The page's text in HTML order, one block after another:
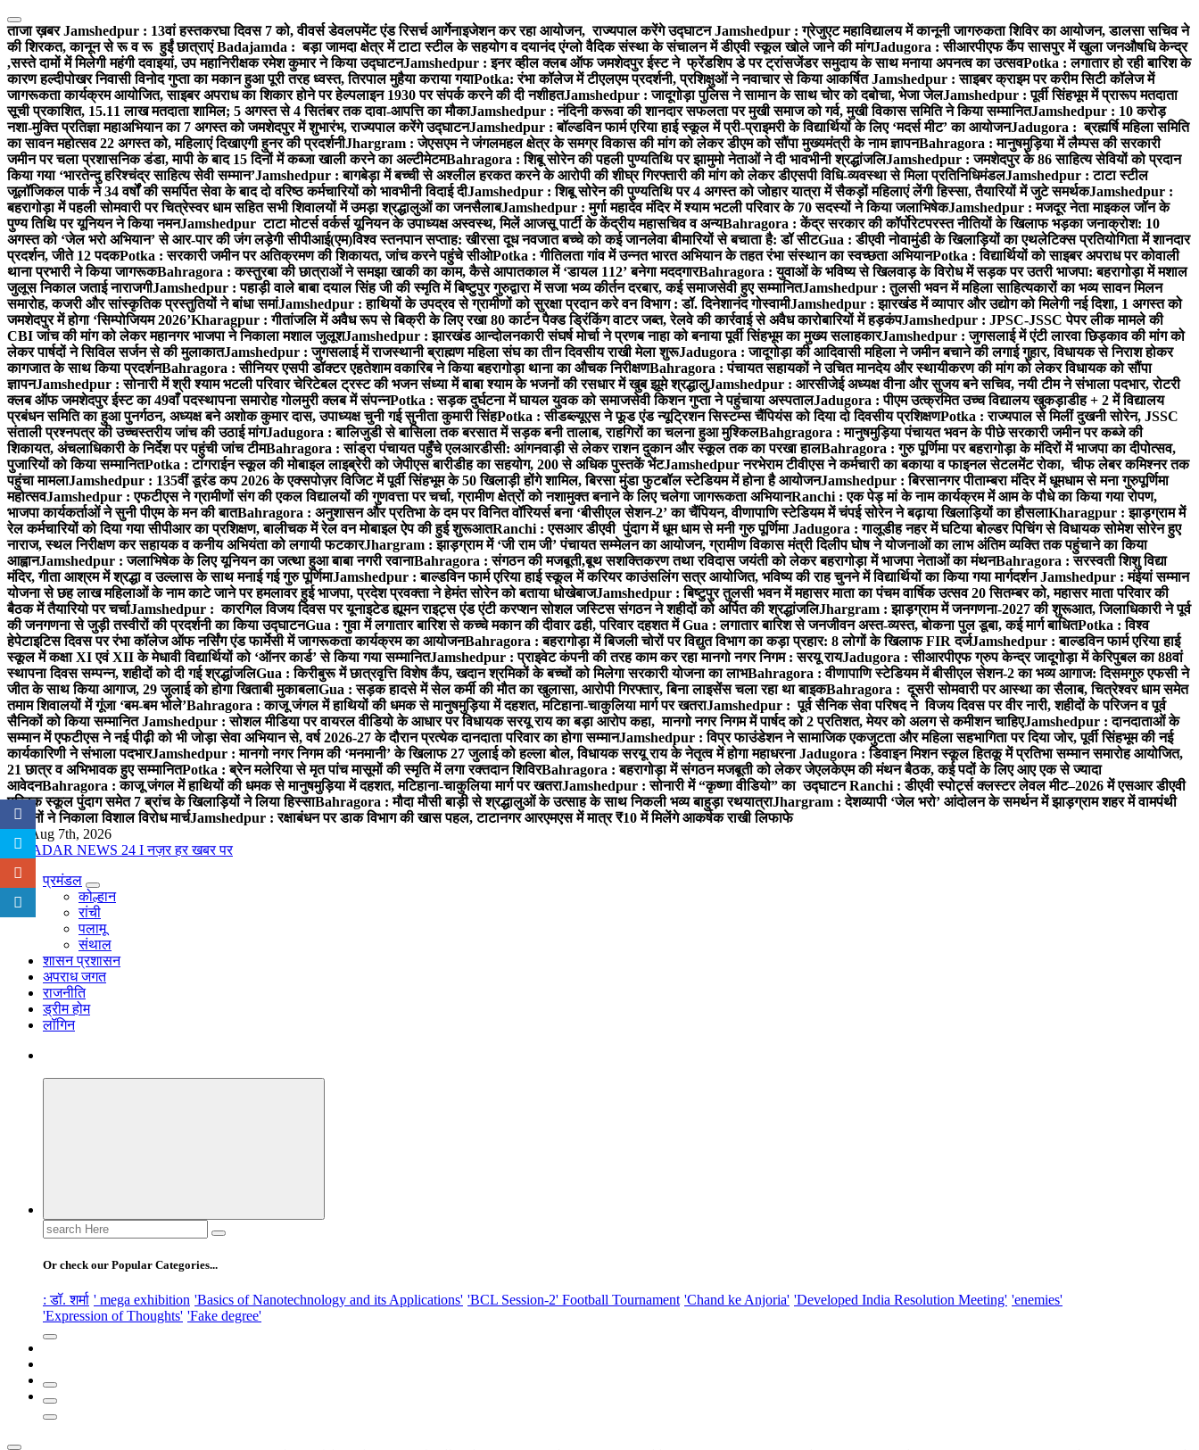
Skip
to
content
ताजा ख़बरJamshedpur : 13वां हस्तकरघा दिवस 7 को, वीवर्स डेवलपमेंट एंड रिसर्च आर्गेनाइजेशन कर रहा आयोजन, राज्यपाल करेंगे उद्घाटनJamshedpur : ग्रेजुएट महाविद्यालय में कानूनी जागरुकता शिविर का आयोजन, डालसा सचिव ने
की शिरकत, कानून से रू व रू हुईं छात्राएंBadajamda : बड़ा जामदा क्षेत्र में टाटा स्टील के सहयोग व दयानंद एंग्लो वैदिक संस्था के संचालन में डीएवी स्कूल खोले जाने की मांगJadugora : सीआरपीएफ कैंप सासपुर में खुला जनऔषधि केन्द्र
,सस्ते दामों में मिलेगी महंगी दवाइयां, उप महानिरीक्षक रमेश कुमार ने किया उद्घाटनJamshedpur : इनर व्हील क्लब ऑफ जमशेदपुर ईस्ट ने फ्रेंडशिप डे पर ट्रांसजेंडर समुदाय के साथ मनाया अपनत्व का उत्सवPotka : लगातार हो रही बारिश के
कारण हल्दीपोखर निवासी विनोद गुप्ता का मकान हुआ पूरी तरह ध्वस्त, तिरपाल मुहैया कराया गयाPotka: रंभा कॉलेज में टीएलएम प्रदर्शनी, प्रशिक्षुओं ने नवाचार से किया आकर्षितJamshedpur : साइबर क्राइम पर करीम सिटी कॉलेज में
जागरूकता कार्यक्रम आयोजित, साइबर अपराध का शिकार होने पर हेल्पलाइन 1930 पर संपर्क करने की दी नशीहतJamshedpur : जादूगोड़ा पुलिस ने सामान के साथ चोर को दबोचा, भेजा जेलJamshedpur : पूर्वी सिंहभूम में प्रारूप मतदाता
सूची प्रकाशित, 15.11 लाख मतदाता शामिल; 5 अगस्त से 4 सितंबर तक दावा-आपत्ति का मौकाJamshedpur : नंदिनी करूवा की शानदार सफलता पर मुखी समाज को गर्व, मुखी विकास समिति ने किया सम्मानितJamshedpur : 10 करोड़
नशा-मुक्ति प्रतिज्ञा महाअभियान का 7 अगस्त को जमशेदपुर में शुभारंभ, राज्यपाल करेंगे उद्घाटनJamshedpur : बॉल्डविन फार्म एरिया हाई स्कूल में प्री-प्राइमरी के विद्यार्थियों के लिए ‘मदर्स मीट’ का आयोजनJadugora : ब्रह्मर्षि महिला समिति
का सावन महोत्सव 22 अगस्त को, महिलाएं दिखाएगी हुनर की प्रदर्शनीJhargram : जेएसएम ने जंगलमहल क्षेत्र के समग्र विकास की मांग को लेकर डीएम को सौंपा मुख्यमंत्री के नाम ज्ञापनBahragora : मानुषमुड़िया में लैम्पस की सरकारी
जमीन पर चला प्रशासनिक डंडा, मापी के बाद 15 दिनों में कब्जा खाली करने का अल्टीमेटमBahragora : शिबू सोरेन की पहली पुण्यतिथि पर झामुमो नेताओं ने दी भावभीनी श्रद्धांजलिJamshedpur : जमशेदपुर के 86 साहित्य सेवियों को प्रदान
किया गया ‘भारतेन्दु हरिश्चंद्र साहित्य सेवी सम्मान’Jamshedpur : बागबेड़ा में बच्ची से अश्लील हरकत करने के आरोपी की शीघ्र गिरफ्तारी की मांग को लेकर डीएसपी विधि-व्यवस्था से मिला प्रतिनिधिमंडलJamshedpur : टाटा स्टील
जूलॉजिकल पार्क ने 34 वर्षों की समर्पित सेवा के बाद दो वरिष्ठ कर्मचारियों को भावभीनी विदाई दीJamshedpur : शिबू सोरेन की पुण्यतिथि पर 4 अगस्त को जोहार यात्रा में सैकड़ों महिलाएं लेंगी हिस्सा, तैयारियों में जुटे समर्थकJamshedpur :
बहरागोड़ा में पहली सोमवारी पर चित्रेस्वर धाम सहित सभी शिवालयों में उमड़ा श्रद्धालुओं का जनसैलाबJamshedpur : मुर्गा महादेव मंदिर में श्याम भटली परिवार के 70 सदस्यों ने किया जलाभिषेकJamshedpur : मजदूर नेता माइकल जॉन के
पुण्य तिथि पर यूनियन ने किया नमनJamshedpur टाटा मोटर्स वर्कर्स यूनियन के उपाध्यक्ष अस्वस्थ, मिलें आजसू पार्टी के केंद्रीय महासचिव व अन्यBahragora : केंद्र सरकार की कॉर्पोरेटपरस्त नीतियों के खिलाफ भड़का जनाक्रोश: 10
अगस्त को ‘जेल भरो अभियान’ से आर-पार की जंग लड़ेगी सीपीआई(एम)विश्व स्तनपान सप्ताह: खीरसा दूध नवजात बच्चे को कई जानलेवा बीमारियों से बचाता है: डॉ सीटGua : डीएवी नोवामुंडी के खिलाड़ियों का एथलेटिक्स प्रतियोगिता में शानदार
प्रदर्शन, जीते 12 पदकPotka : सरकारी जमीन पर अतिक्रमण की शिकायत, जांच करने पहुंचे सीओPotka : गीतिलता गांव में उन्नत भारत अभियान के तहत रंभा संस्थान का स्वच्छता अभियानPotka : विद्यार्थियों को साइबर अपराध पर कोवाली
थाना प्रभारी ने किया जागरूकBahragora : कस्तुरबा की छात्राओं ने समझा खाकी का काम, कैसे आपातकाल में ‘डायल 112’ बनेगा मददगारBahragora : युवाओं के भविष्य से खिलवाड़ के विरोध में सड़क पर उतरी भाजपा: बहरागोड़ा में मशाल
जुलूस निकाल जताई नाराजगीJamshedpur : पहाड़ी वाले बाबा दयाल सिंह जी की स्मृति में बिष्टुपुर गुरुद्वारा में सजा भव्य कीर्तन दरबार, कई समाजसेवी हुए सम्मानितJamshedpur : तुलसी भवन में महिला साहित्यकारों का भव्य सावन मिलन
समारोह, कजरी और सांस्कृतिक प्रस्तुतियों ने बांधा समांJamshedpur : हाथियों के उपद्रव से ग्रामीणों को सुरक्षा प्रदान करे वन विभाग : डॉ. दिनेशानंद गोस्वामीJamshedpur : झारखंड में व्यापार और उद्योग को मिलेगी नई दिशा, 1 अगस्त को
जमशेदपुर में होगा ‘सिम्पोजियम 2026’Kharagpur : गीतांजलि में अवैध रूप से बिक्री के लिए रखा 80 कार्टन पैक्ड ड्रिंकिंग वाटर जब्त, रेलवे की कार्रवाई से अवैध कारोबारियों में हड़कंपJamshedpur : JPSC-JSSC पेपर लीक मामले की
CBI जांच की मांग को लेकर महानगर भाजपा ने निकाला मशाल जुलूशJamshedpur : झारखंड आन्दोलनकारी संघर्ष मोर्चा ने प्रणब नाहा को बनाया पूर्वी सिंहभूम का मुख्य सलाहकारJamshedpur : जुगसलाई में एंटी लारवा छिड़काव की मांग को
लेकर पार्षदों ने सिविल सर्जन से की मुलाकातJamshedpur : जुगसलाई में राजस्थानी ब्राह्मण महिला संघ का तीन दिवसीय राखी मेला शुरूJadugora : जादूगोड़ा की आदिवासी महिला ने जमीन बचाने की लगाई गुहार, विधायक से निराश होकर
कागजात के साथ किया प्रदर्शनBahragora : सीनियर एसपी डॉक्टर एहतेशाम वकारिब ने किया बहरागोड़ा थाना का औचक निरीक्षणBahragora : पंचायत सहायकों ने उचित मानदेय और स्थायीकरण की मांग को लेकर विधायक को सौंपा
ज्ञापनJamshedpur : सोनारी में श्री श्याम भटली परिवार चेरिटेबल ट्रस्ट की भजन संध्या में बाबा श्याम के भजनों की रसधार में खुब झूमे श्रद्धालुJamshedpur : आरसीजेई अध्यक्ष वीना और सुजय बने सचिव, नयी टीम ने संभाला पदभार, रोटरी
क्लब ऑफ जमशेदपुर ईस्ट का 49वाँ पदस्थापना समारोह गोलमुरी क्लब में संपन्नPotka : सड़क दुर्घटना में घायल युवक को समाजसेवी किशन गुप्ता ने पहुंचाया अस्पतालJadugora : पीएम उत्क्रमित उच्च विद्यालय खुकड़ाडीह + 2 में विद्यालय
प्रबंधन समिति का हुआ पुनर्गठन, अध्यक्ष बने अशोक कुमार दास, उपाध्यक्ष चुनी गई सुनीता कुमारी सिंहPotka : सीडब्ल्यूएस ने फूड एंड न्यूट्रिशन सिस्टम्स चैंपियंस को दिया दो दिवसीय प्रशिक्षणPotka : राज्यपाल से मिलीं दुखनी सोरेन, JSSC
संताली प्रश्नपत्र की उच्चस्तरीय जांच की उठाई मांगJadugora : बालिजुडी से बासिला तक बरसात में सड़क बनी तालाब, राहगिरों का चलना हुआ मुश्किलBahgragora : मानुषमुड़िया पंचायत भवन के पीछे सरकारी जमीन पर कब्जे की
शिकायत, अंचलाधिकारी के निर्देश पर पहुंची जांच टीमBahragora : सांड्रा पंचायत पहुँचे एलआरडीसी: आंगनवाड़ी से लेकर राशन दुकान और स्कूल तक का परखा हालBahragora : गुरु पूर्णिमा पर बहरागोड़ा के मंदिरों में भाजपा का दीपोत्सव,
पुजारियों को किया सम्मानितPotka : टांगराईन स्कूल की मोबाइल लाइब्रेरी को जेपीएस बारीडीह का सहयोग, 200 से अधिक पुस्तकें भेंटJamshedpur नरभेराम टीवीएस ने कर्मचारी का बकाया व फाइनल सेटलमेंट रोका, चीफ लेबर कमिश्नर तक
पहुंचा मामलाJamshedpur : 135वीं डूरंड कप 2026 के एक्सपोज़र विजिट में पूर्वी सिंहभूम के 50 खिलाड़ी होंगे शामिल, बिरसा मुंडा फुटबॉल स्टेडियम में होना है आयोजनJamshedpur : बिरसानगर पीताम्बरा मंदिर में धूमधाम से मना गुरुपूर्णिमा
महोत्सवJamshedpur : एफटीएस ने ग्रामीणों संग की एकल विद्यालयों की गुणवत्ता पर चर्चा, ग्रामीण क्षेत्रों को नशामुक्त बनाने के लिए चलेगा जागरूकता अभियानRanchi : एक पेड़ मां के नाम कार्यक्रम में आम के पौधे का किया गया रोपण,
भाजपा कार्यकर्ताओं ने सुनी पीएम के मन की बातBahragora : अनुशासन और प्रतिभा के दम पर विनित वॉरियर्स बना ‘बीसीएल सेशन-2’ का चैंपियन, वीणापाणि स्टेडियम में चंपई सोरेन ने बढ़ाया खिलाड़ियों का हौसलाKharagpur : झाड़ग्राम में
रेल कर्मचारियों को दिया गया सीपीआर का प्रशिक्षण, बालीचक में रेल वन मोबाइल ऐप की हुई शुरूआतRanchi : एसआर डीएवी पुंदाग में धूम धाम से मनी गुरु पूर्णिमाJadugora : गालूडीह नहर में घटिया बोल्डर पिचिंग से विधायक सोमेश सोरेन हुए
नाराज, स्थल निरीक्षण कर सहायक व कनीय अभियंता को लगायी फटकारJhargram : झाड़ग्राम में ‘जी राम जी’ पंचायत सम्मेलन का आयोजन, ग्रामीण विकास मंत्री दिलीप घोष ने योजनाओं का लाभ अंतिम व्यक्ति तक पहुंचाने का किया
आह्वानJamshedpur : जलाभिषेक के लिए यूनियन का जत्था हुआ बाबा नगरी रवानाBahragora : संगठन की मजबूती,बूथ सशक्तिकरण तथा रविदास जयंती को लेकर बहरागोड़ा में भाजपा नेताओं का मंथनBahragora : सरस्वती शिशु विद्या
मंदिर, गीता आश्रम में श्रद्धा व उल्लास के साथ मनाई गई गुरु पूर्णिमाJamshedpur : बाल्डविन फार्म एरिया हाई स्कूल में करियर काउंसलिंग सत्र आयोजित, भविष्य की राह चुनने में विद्यार्थियों का किया गया मार्गदर्शनJamshedpur : मंईयां सम्मान
योजना से छह लाख महिलाओं के नाम काटे जाने पर हमलावर हुई भाजपा, प्रदेश प्रवक्ता ने हेमंत सोरेन को बताया धोखेबाजJamshedpur : बिष्टुपुर तुलसी भवन में महासर माता का पंचम वार्षिक उत्सव 20 सितम्बर को, महासर माता परिवार की
बैठक में तैयारियो पर चर्चाJamshedpur : कारगिल विजय दिवस पर यूनाइटेड ह्यूमन राइट्स एंड एंटी करप्शन सोशल जस्टिस संगठन ने शहीदों को अर्पित की श्रद्धांजलिJhargram : झाड़ग्राम में जनगणना-2027 की शुरूआत, जिलाधिकारी ने पूर्व
की जनगणना से जुड़ी तस्वीरों की प्रदर्शनी का किया उद्घाटनGua : गुवा में लगातार बारिश से कच्चे मकान की दीवार ढही, परिवार दहशत मेंGua : लगातार बारिश से जनजीवन अस्त-व्यस्त, बोकना पुल डूबा, कई मार्ग बाधितPotka : विश्व
हेपेटाइटिस दिवस पर रंभा कॉलेज ऑफ नर्सिंग एंड फार्मेसी में जागरूकता कार्यक्रम का आयोजनBahragora : बहरागोड़ा में बिजली चोरों पर विद्युत विभाग का कड़ा प्रहार: 8 लोगों के खिलाफ FIR दर्जJamshedpur : बाल्डविन फार्म एरिया हाई
स्कूल में कक्षा XI एवं XII के मेधावी विद्यार्थियों को ‘ऑनर कार्ड’ से किया गया सम्मानितJamshedpur : प्राइवेट कंपनी की तरह काम कर रहा मानगो नगर निगम : सरयू रायJadugora : सीआरपीएफ ग्रुप केन्द्र जादूगोड़ा में केरिपुबल का 88वां
स्थापना दिवस सम्पन्न, शहीदों को दी गई श्रद्धांजलिGua : किरीबुरू में छात्रवृत्ति विशेष कैंप, खदान श्रमिकों के बच्चों को मिलेगा सरकारी योजना का लाभBahragora : वीणापाणि स्टेडियम में बीसीएल सेशन-2 का भव्य आगाज: दिसमगुरु एफसी ने
जीत के साथ किया आगाज, 29 जुलाई को होगा खिताबी मुकाबलाGua : सड़क हादसे में सेल कर्मी की मौत का खुलासा, आरोपी गिरफ्तार, बिना लाइसेंस चला रहा था बाइकBahragora : दूसरी सोमवारी पर आस्था का सैलाब, चित्रेश्वर धाम समेत
तमाम शिवालयों में गूंजा ‘बम-बम भोले’Bahragora : काजू जंगल में हाथियों की धमक से मानुषमुड़िया में दहशत, मटिहाना-चाकुलिया मार्ग पर खतराJamshedpur : पूर्व सैनिक सेवा परिषद ने विजय दिवस पर वीर नारी, शहीदों के परिजन व पूर्व
सैनिकों को किया सम्मानितJamshedpur : सोशल मीडिया पर वायरल वीडियो के आधार पर विधायक सरयू राय का बड़ा आरोप कहा, मानगो नगर निगम में पार्षद को 2 प्रतिशत, मेयर को अलग से कमीशन चाहिएJamshedpur : दानदाताओं के
सम्मान में एफटीएस ने नई पीढ़ी को भी जोड़ा सेवा अभियान से, वर्ष 2026-27 के दौरान प्रत्येक दानदाता परिवार का होगा सम्मानJamshedpur : विप्र फाउंडेशन ने सामाजिक एकजुटता और महिला सहभागिता पर दिया जोर, पूर्वी सिंहभूम की नई
कार्यकारिणी ने संभाला पदभारJamshedpur : मानगो नगर निगम की ‘मनमानी’ के खिलाफ 27 जुलाई को हल्ला बोल, विधायक सरयू राय के नेतृत्व में होगा महाधरनाJadugora : डिवाइन मिशन स्कूल हितकू में प्रतिभा सम्मान समारोह आयोजित,
21 छात्र व अभिभावक हुए सम्मानितPotka : ब्रेन मलेरिया से मृत पांच मासूमों की स्मृति में लगा रक्तदान शिविरBahragora : बहरागोड़ा में संगठन मजबूती को लेकर जेएलकेएम की मंथन बैठक, कई पदों के लिए आए एक से ज्यादा
आवेदनBahragora : काजू जंगल में हाथियों की धमक से मानुषमुड़िया में दहशत, मटिहाना-चाकुलिया मार्ग पर खतराJamshedpur : सोनारी में “कृष्णा वीडियो” का उद्घाटनRanchi : डीएवी स्पोर्ट्स क्लस्टर लेवल मीट–2026 में एसआर डीएवी
पब्लिक स्कूल पुंदाग समेत 7 ब्रांच के खिलाड़ियों ने लिया हिस्साBahragora : मौदा मौसी बाड़ी से श्रद्धालुओं के उत्साह के साथ निकली भव्य बाहुड़ा रथयात्राJhargram : देशव्यापी ‘जेल भरो’ आंदोलन के समर्थन में झाड़ग्राम शहर में वामपंथी
संगठनों ने निकाला विशाल विरोध मार्चJamshedpur : रक्षाबंधन पर डाक विभाग की खास पहल, टाटानगर आरएमएस में मात्र ₹10 में मिलेंगे आकर्षक राखी लिफाफे
Fri. Aug 7th, 2026
नज़र हर खबर पर
प्रमंडल
कोल्हान
रांची
पलामू
संथाल
शासन प्रशासन
अपराध जगत
राजनीति
ड्रीम होम
लॉगिन
Search
for:
Or check our Popular Categories...
: डॉ. शर्मा ' mega exhibition 'Basics of Nanotechnology and its Applications' 'BCL Session-2' Football Tournament 'Chand ke Anjoria' 'Developed India Resolution Meeting' 'enemies'
'Expression of Thoughts' 'Fake degree'